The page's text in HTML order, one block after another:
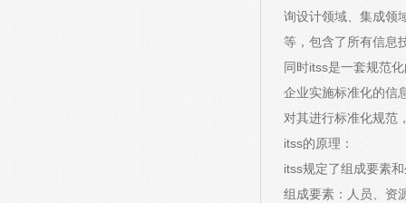
询设计领域、集成领
等，包含了所有信息
同时itss是一套规范
企业实施标准化的信
对其进行标准化规范
itss的原理：
itss规定了组成要素
组成要素：人员、资